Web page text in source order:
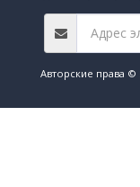
Авторские права